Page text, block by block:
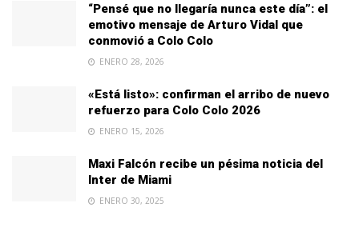
“Pensé que no llegaría nunca este día”: el
emotivo mensaje de Arturo Vidal que
conmovió a Colo Colo
ENERO 28, 2026
«Está listo»: confirman el arribo de nuevo
refuerzo para Colo Colo 2026
ENERO 15, 2026
Maxi Falcón recibe un pésima noticia del
Inter de Miami
ENERO 30, 2025